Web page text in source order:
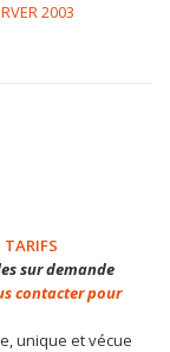
2003
sur demande
contacter pour
unique et vécue